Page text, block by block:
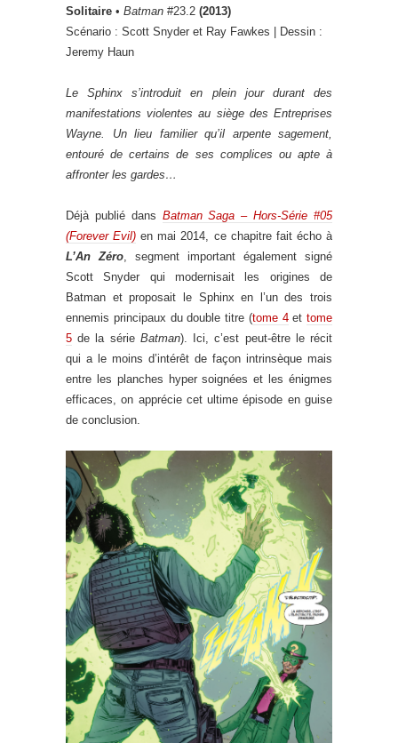
Solitaire • Batman #23.2 (2013)
Scénario : Scott Snyder et Ray Fawkes | Dessin :
Jeremy Haun
Le Sphinx s’introduit en plein jour durant des
manifestations violentes au siège des Entreprises
Wayne. Un lieu familier qu’il arpente sagement,
entouré de certains de ses complices ou apte à
affronter les gardes…
Déjà publié dans Batman Saga – Hors-Série #05
(Forever Evil) en mai 2014, ce chapitre fait écho à
L’An Zéro, segment important également signé
Scott Snyder qui modernisait les origines de
Batman et proposait le Sphinx en l’un des trois
ennemis principaux du double titre (tome 4et tome
5 de la série Batman). Ici, c’est peut-être le récit
qui a le moins d’intérêt de façon intrinsèque mais
entre les planches hyper soignées et les énigmes
efficaces, on apprécie cet ultime épisode en guise
de conclusion.